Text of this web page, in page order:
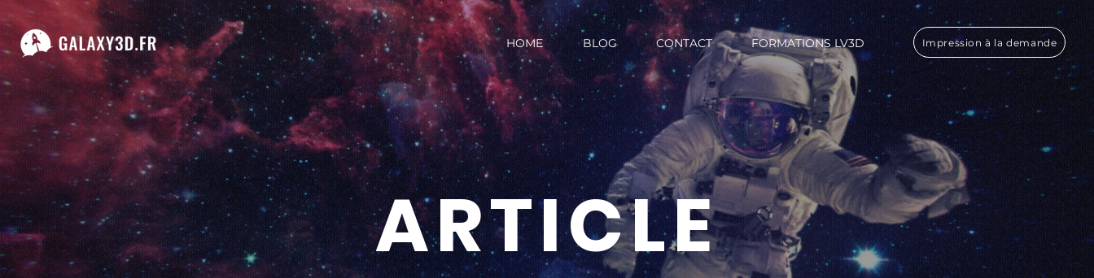
HOME BLOG CONTACT FORMATIONS LV3D Impression à la demande
ARTICLE